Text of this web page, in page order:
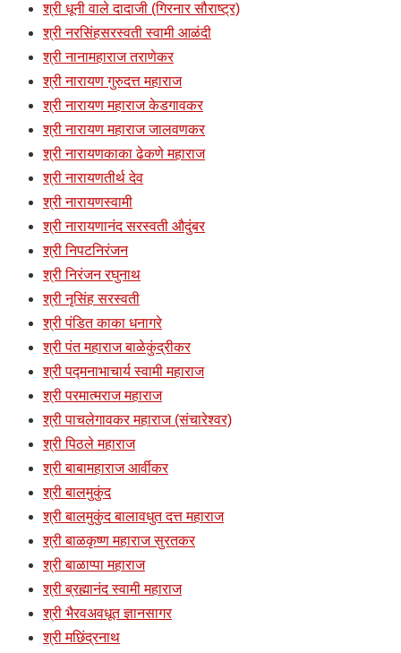
श्री धूनी वाले दादाजी (गिरनार सौराष्ट्र)
श्री नरसिंहसरस्वती स्वामी आळंदी
श्री नानामहाराज तराणेकर
श्री नारायण गुरुदत्त महाराज
श्री नारायण महाराज केडगावकर
श्री नारायण महाराज जालवणकर
श्री नारायणकाका ढेकणे महाराज
श्री नारायणतीर्थ देव
श्री नारायणस्वामी
श्री नारायणानंद सरस्वती औदुंबर
श्री निपटनिरंजन
श्री निरंजन रघुनाथ
श्री नृसिंह सरस्वती
श्री पंडित काका धनागरे
श्री पंत महाराज बाळेकुंद्रीकर
श्री पद्मनाभाचार्य स्वामी महाराज
श्री परमात्मराज महाराज
श्री पाचलेगावकर महाराज (संचारेश्वर)
श्री पिठले महाराज
श्री बाबामहाराज आर्वीकर
श्री बालमुकुंद
श्री बालमुकुंद बालावधुत दत्त महाराज
श्री बाळकृष्ण महाराज सुरतकर
श्री बाळाप्पा महाराज
श्री ब्रह्मानंद स्वामी महाराज
श्री भैरवअवधूत ज्ञानसागर
श्री मछिंद्रनाथ